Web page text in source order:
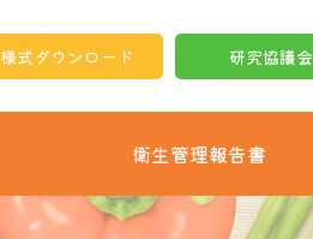
様式ダウンロード 研究協議会
衛生管理報告書